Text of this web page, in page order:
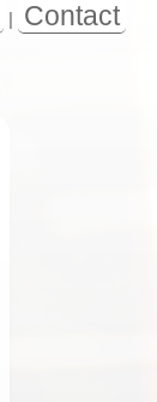
Contact